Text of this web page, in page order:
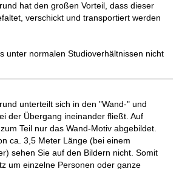
hat den großen Vorteil, dass dieser
verschickt und transportiert werden
unter normalen Studioverhältnissen nicht
unterteilt sich in den "Wand-" und
der Übergang ineinander fließt. Auf
Teil nur das Wand-Motiv abgebildet.
ca. 3,5 Meter Länge (bei einem
sehen Sie auf den Bildern nicht. Somit
um einzelne Personen oder ganze